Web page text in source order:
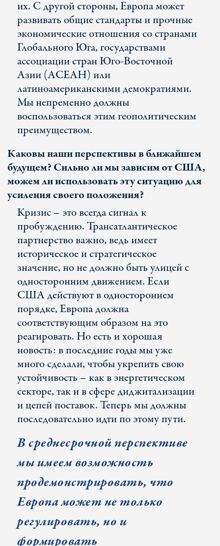
их. С другой стороны, Европа может
развивать общие стандарты и прочные
экономические отношения со странами
Глобального Юга, государствами
ассоциации стран Юго-Восточной
Азии (АСЕАН) или
латиноамериканскими демократиями.
Мы непременно должны
воспользоваться этим геополитическим
преимуществом.
Каковы наши перспективы в ближайшем
будущем? Сильно ли мы зависим от США,
можем ли использовать эту ситуацию для
усиления своего положения?
Кризис – это всегда сигнал к
пробуждению. Трансатлантическое
партнерство важно, ведь имеет
историческое и стратегическое
значение, но не должно быть улицей с
односторонним движением. Если
США действуют в одностороннем
порядке, Европа должна
соответствующим образом на это
реагировать. Но есть и хорошая
новость: в последние годы мы уже
много сделали, чтобы укрепить свою
устойчивость – как в энергетическом
секторе, так и в сфере диджитализации
и цепей поставок. Теперь мы должны
последовательно идти по этому пути.
В среднесрочной перспективе
мы имеем возможность
продемонстрировать, что
Европа может не только
регулировать, но и
формировать